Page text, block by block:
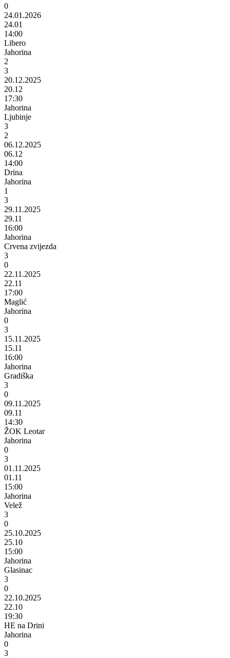
0
24.01.2026
24.01
14:00
Libero
Jahorina
2
3
20.12.2025
20.12
17:30
Jahorina
Ljubinje
3
2
06.12.2025
06.12
14:00
Drina
Jahorina
1
3
29.11.2025
29.11
16:00
Jahorina
Crvena zvijezda
3
0
22.11.2025
22.11
17:00
Maglić
Jahorina
0
3
15.11.2025
15.11
16:00
Jahorina
Gradiška
3
0
09.11.2025
09.11
14:30
ŽOK Leotar
Jahorina
0
3
01.11.2025
01.11
15:00
Jahorina
Velež
3
0
25.10.2025
25.10
15:00
Jahorina
Glasinac
3
0
22.10.2025
22.10
19:30
HE na Drini
Jahorina
0
3